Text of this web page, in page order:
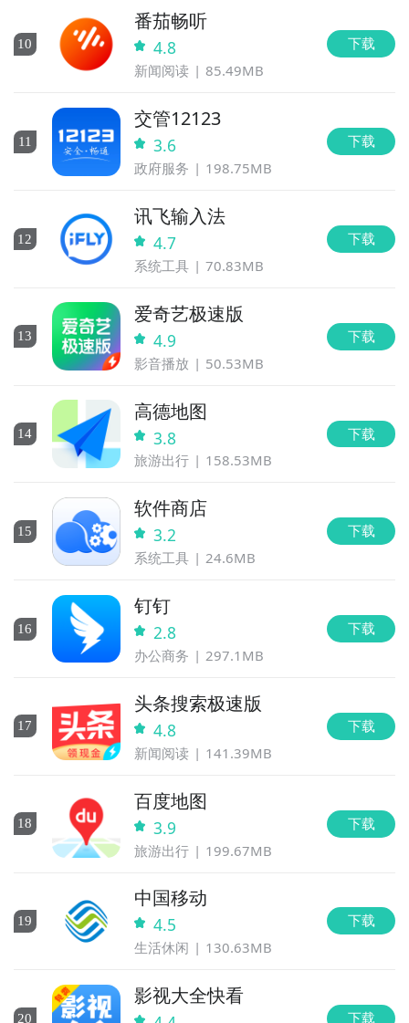
10
番茄畅听
4.8
新闻阅读 85.49MB
下载
11
交管12123
3.6
政府服务 198.75MB
下载
12
讯飞输入法
4.7
系统工具 70.83MB
下载
13
爱奇艺极速版
4.9
影音播放 50.53MB
下载
14
高德地图
3.8
旅游出行 158.53MB
下载
15
软件商店
3.2
系统工具 24.6MB
下载
16
钉钉
2.8
办公商务 297.1MB
下载
17
头条搜索极速版
4.8
新闻阅读 141.39MB
下载
18
百度地图
3.9
旅游出行 199.67MB
下载
19
中国移动
4.5
生活休闲 130.63MB
下载
20
影视大全快看
下载